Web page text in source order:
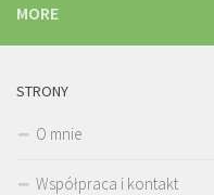
MORE
STRONY
O mnie
Współpraca i kontakt